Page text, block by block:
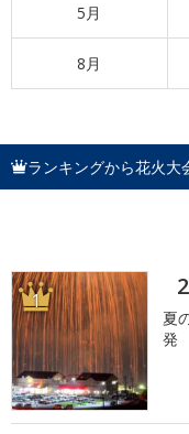
5月
8月
ランキングから花火大
1
夏
発